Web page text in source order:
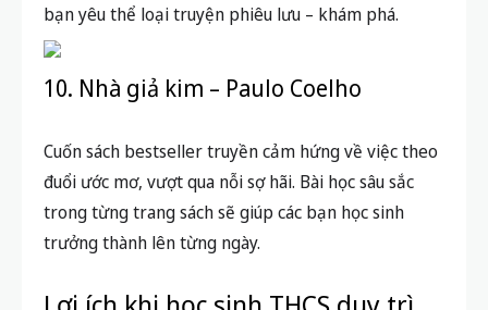
bạn yêu thể loại truyện phiêu lưu – khám phá.
10. Nhà giả kim – Paulo Coelho
Cuốn sách bestseller truyền cảm hứng về việc theo
đuổi ước mơ, vượt qua nỗi sợ hãi. Bài học sâu sắc
trong từng trang sách sẽ giúp các bạn học sinh
trưởng thành lên từng ngày.